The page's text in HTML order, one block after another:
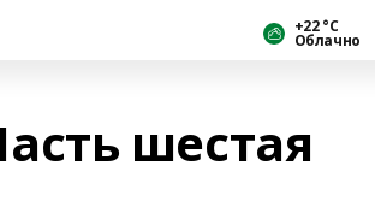
+22 °С
Облачно
шестая